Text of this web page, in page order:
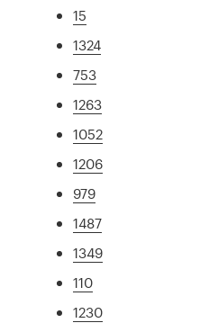
15
1324
753
1263
1052
1206
979
1487
1349
110
1230